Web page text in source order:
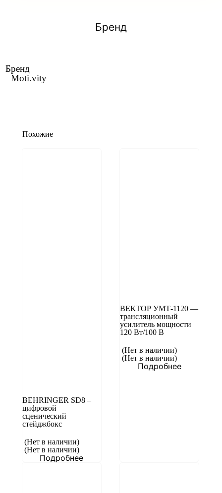
Бренд
Бренд
Moti.vity
Похожие
BEHRINGER SD8 –
цифровой
сценический
стейджбокс
(Нет в наличии)
(Нет в наличии)
Подробнее
ВЕКТОР УМТ-1120 —
трансляционный
усилитель мощности
120 Вт/100 В
(Нет в наличии)
(Нет в наличии)
Подробнее